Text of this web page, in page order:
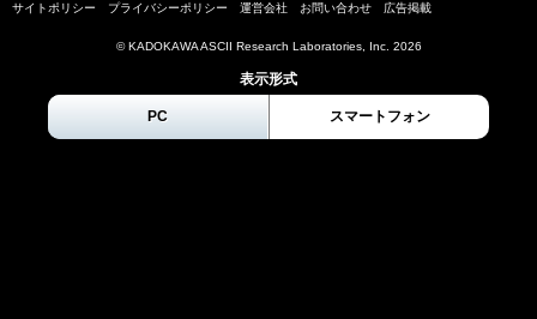
サイトポリシー プライバシーポリシー 運営会社 お問い合わせ 広告掲載
© KADOKAWA ASCII Research Laboratories, Inc. 2026
表示形式
PC スマートフォン